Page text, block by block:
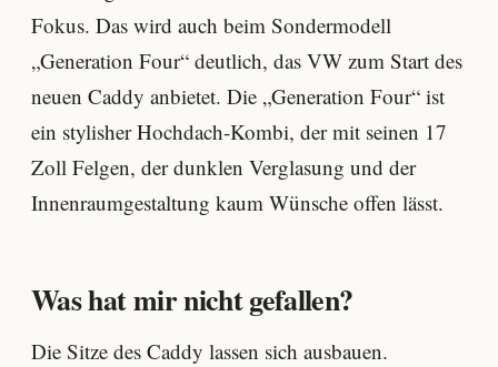
Fokus. Das wird auch beim Sondermodell
„Generation Four“ deutlich, das VW zum Start des
neuen Caddy anbietet. Die „Generation Four“ ist
ein stylisher Hochdach-Kombi, der mit seinen 17
Zoll Felgen, der dunklen Verglasung und der
Innenraumgestaltung kaum Wünsche offen lässt.
Was hat mir nicht gefallen?
Die Sitze des Caddy lassen sich ausbauen.